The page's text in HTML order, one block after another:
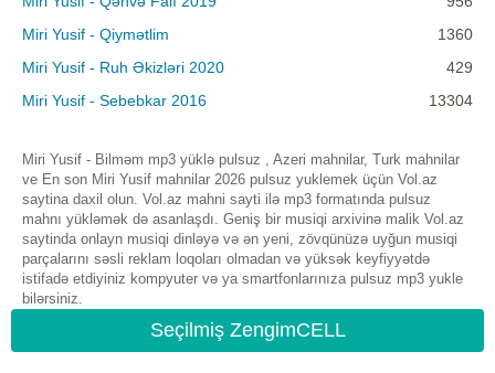
Miri Yusif - Qiymətlim
1360
Miri Yusif - Ruh Əkizləri 2020
429
Miri Yusif - Sebebkar 2016
13304
Miri Yusif - Bilməm mp3 yüklə pulsuz , Azeri mahnilar, Turk mahnilar
ve En son Miri Yusif mahnilar 2026 pulsuz yuklemek üçün Vol.az
saytina daxil olun. Vol.az mahni sayti ilə mp3 formatında pulsuz
mahnı yükləmək də asanlaşdı. Geniş bir musiqi arxivinə malik Vol.az
saytinda onlayn musiqi dinləyə və ən yeni, zövqünüzə uyğun musiqi
parçalarını səsli reklam loqoları olmadan və yüksək keyfiyyətdə
istifadə etdiyiniz kompyuter və ya smartfonlarınıza pulsuz mp3 yukle
bilərsiniz.
Seçilmiş ZengimCELL